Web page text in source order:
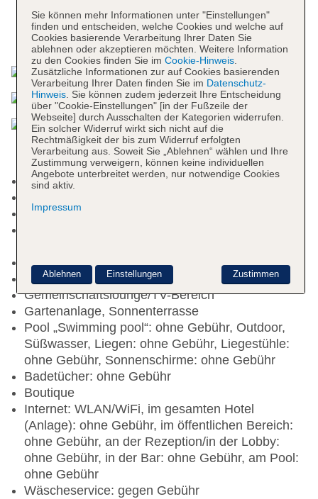
Das bietet Ihre Unterkunft
Nichtraucherhotel
Check-out Zeit bis 12:00 Uhr
Gästebetreuung: Sprachen: englisch
Lift
Gemeinschaftslounge/TV-Bereich
Gartenanlage, Sonnenterrasse
Pool „Swimming pool“: ohne Gebühr, Outdoor,
Süßwasser, Liegen: ohne Gebühr, Liegestühle:
ohne Gebühr, Sonnenschirme: ohne Gebühr
Badetücher: ohne Gebühr
Boutique
Internet: WLAN/WiFi, im gesamten Hotel
(Anlage): ohne Gebühr, im öffentlichen Bereich:
ohne Gebühr, an der Rezeption/in der Lobby:
ohne Gebühr, in der Bar: ohne Gebühr, am Pool:
ohne Gebühr
Wäscheservice: gegen Gebühr
Sie können mehr Informationen unter "Einstellungen"
finden und entscheiden, welche Cookies und welche auf
Cookies basierende Verarbeitung Ihrer Daten Sie
ablehnen oder akzeptieren möchten. Weitere Information
zu den Cookies finden Sie im Cookie-Hinweis.
Zusätzliche Informationen zur auf Cookies basierenden
Verarbeitung Ihrer Daten finden Sie im Datenschutz-
Hinweis. Sie können zudem jederzeit Ihre Entscheidung
über "Cookie-Einstellungen" [in der Fußzeile der
Webseite] durch Ausschalten der Kategorien widerrufen.
Ein solcher Widerruf wirkt sich nicht auf die
Rechtmäßigkeit der bis zum Widerruf erfolgten
Verarbeitung aus. Soweit Sie „Ablehnen“ wählen und Ihre
Zustimmung verweigern, können keine individuellen
Angebote unterbreitet werden, nur notwendige Cookies
sind aktiv.
Impressum
Zustimmen
Ablehnen Einstellungen